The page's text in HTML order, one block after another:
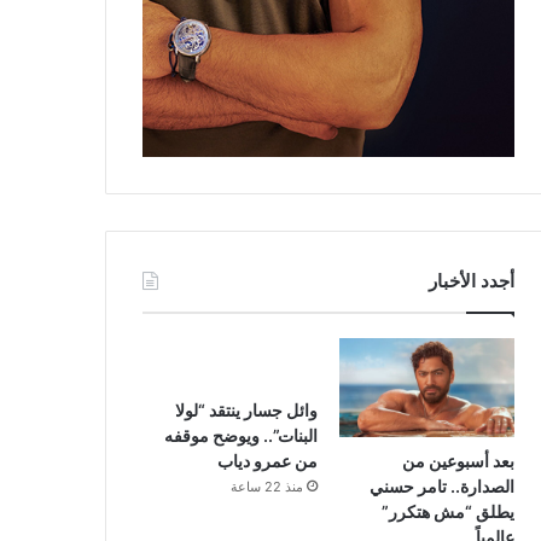
أجدد الأخبار
بعد أسبوعين من
الصدارة.. تامر حسني
يطلق “مش هتكرر”
عالمياً
وائل جسار ينتقد “لولا
البنات”.. ويوضح موقفه
من عمرو دياب
منذ 22 ساعة